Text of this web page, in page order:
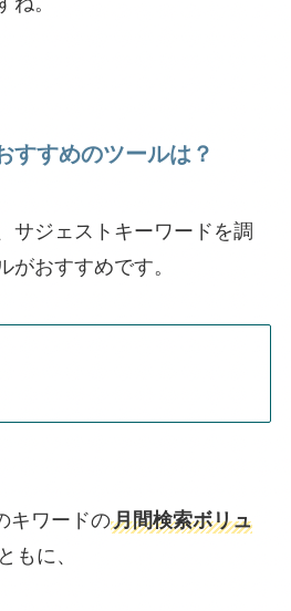
すすめのツールは？
サジェストキーワードを調
がおすすめです。
キワードの月間検索ボリュ
もに、